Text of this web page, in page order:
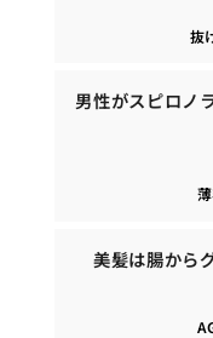
抜
男性がスピロノ
美髪は腸から